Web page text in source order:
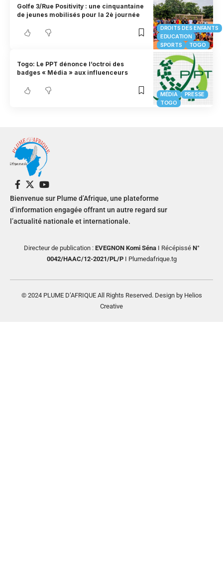
DROITS DES ENFANTS
EDUCATION
SPORTS
TOGO
Golfe 3/Rue Positivity : une cinquantaine
de jeunes mobilisés pour la 2è journée
MÉDIA
PRESSE
TOGO
Togo: Le PPT dénonce l’octroi des
badges « Média » aux influenceurs
Bienvenue sur Plume d’Afrique, une plateforme
d’information engagée offrant un autre regard sur
l’actualité nationale et internationale.
Directeur de publication : EVEGNON Komi SénaI RécépisséN°
0042/HAAC/12-2021/PL/PI Plumedafrique.tg
© 2024 PLUME D’AFRIQUE All Rights Reserved. Design by Helios
Creative